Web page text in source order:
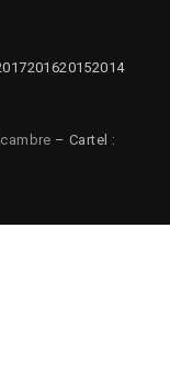
201620152014
– Cartel :